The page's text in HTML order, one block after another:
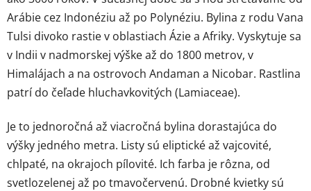
c
i
e
p
r
v
k
y
v
ý
p
i
Arábie cez Indonéziu až po Polynéziu. Bylina z rodu Vana
Tulsi divoko rastie v oblastiach Ázie a Afriky. Vyskytuje sa
v Indii v nadmorskej výške až do 1800 metrov, v
Himalájach a na ostrovoch Andaman a Nicobar. Rastlina
patrí do čeľade hluchavkovitých (Lamiaceae).
Je to jednoročná až viacročná bylina dorastajúca do
výšky jedného metra. Listy sú eliptické až vajcovité,
chlpaté, na okrajoch pílovité. Ich farba je rôzna, od
svetlozelenej až po tmavočervenú. Drobné kvietky sú